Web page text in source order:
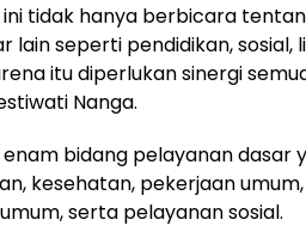
ini tidak hanya berbicara
lain seperti pendidikan,
itu diperlukan sinergi
Nanga.
bidang pelayanan dasar
kesehatan, pekerjaan
serta pelayanan sosial.